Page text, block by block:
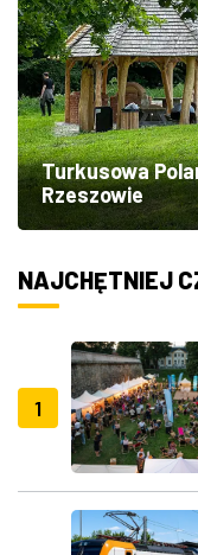
Turkusowa
Rzeszowie
NAJCHĘTNIEJ
1